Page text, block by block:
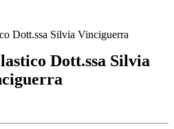
Dott.ssa Silvia